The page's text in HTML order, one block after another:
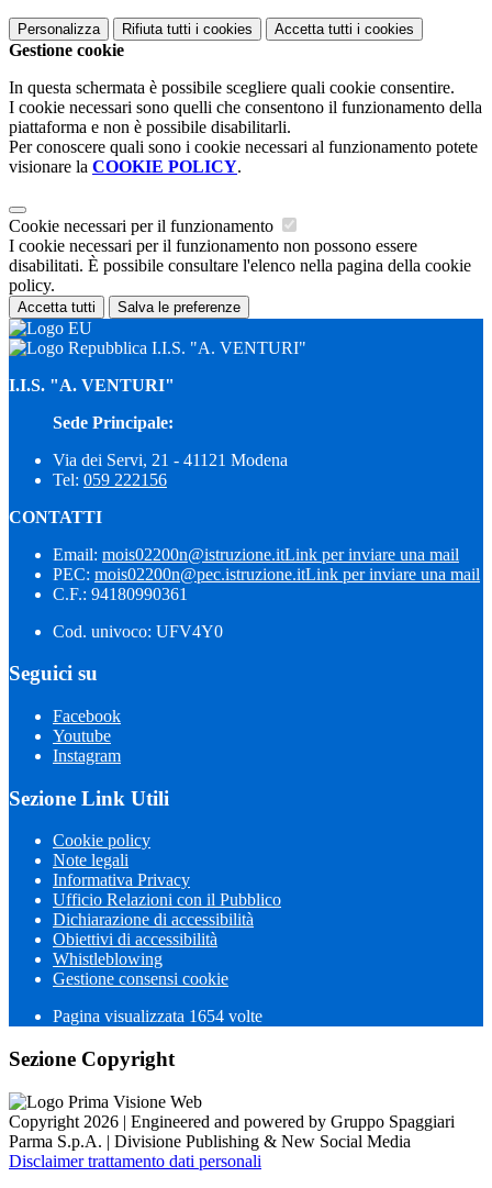
Personalizza Rifiuta tutti i cookies Accetta tutti i cookies
Gestione cookie
In questa schermata è possibile scegliere quali cookie consentire.
I cookie necessari sono quelli che consentono il funzionamento della
piattaforma e non è possibile disabilitarli.
Per conoscere quali sono i cookie necessari al funzionamento potete
visionare la COOKIE POLICY.
Cookie necessari per il funzionamento
I cookie necessari per il funzionamento non possono essere
disabilitati. È possibile consultare l'elenco nella pagina della cookie
policy.
Accetta tutti Salva le preferenze
I.I.S. "A. VENTURI"
I.I.S. "A. VENTURI"
Sede Principale:
Via dei Servi, 21 - 41121 Modena
Tel: 059 222156
CONTATTI
Email: mois02200n@istruzione.itLink per inviare una mail
PEC: mois02200n@pec.istruzione.itLink per inviare una mail
C.F.: 94180990361
Cod. univoco: UFV4Y0
Seguici su
Facebook
Youtube
Instagram
Sezione Link Utili
Cookie policy
Note legali
Informativa Privacy
Ufficio Relazioni con il Pubblico
Dichiarazione di accessibilità
Obiettivi di accessibilità
Whistleblowing
Gestione consensi cookie
Pagina visualizzata 1654 volte
Sezione Copyright
Copyright 2026 | Engineered and powered by Gruppo Spaggiari
Parma S.p.A. | Divisione Publishing & New Social Media
Disclaimer trattamento dati personali